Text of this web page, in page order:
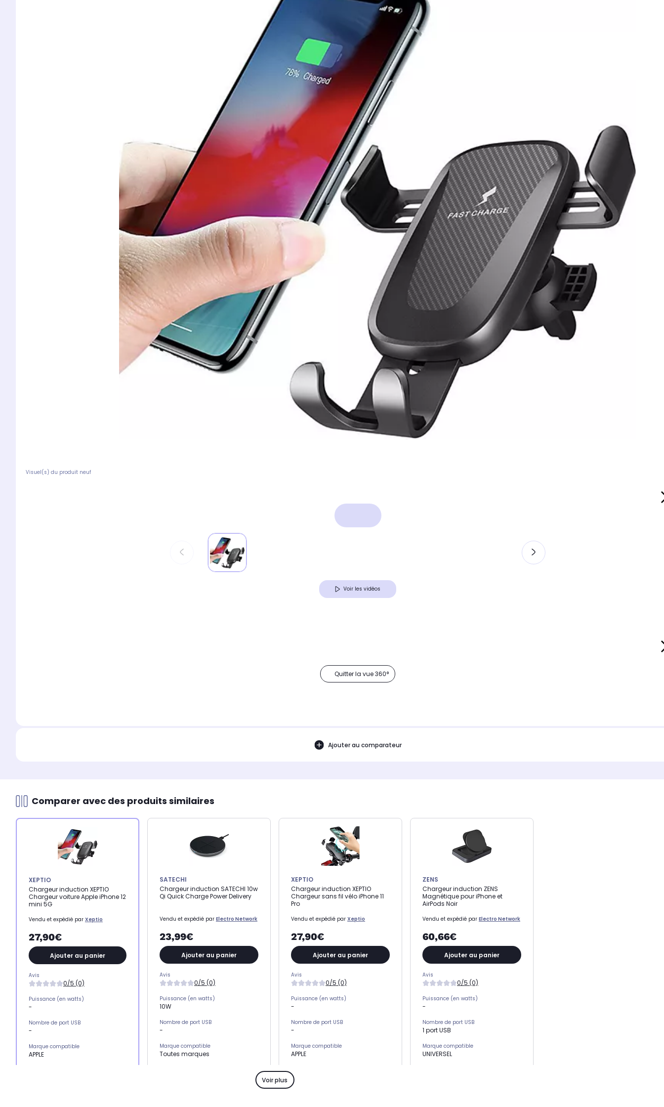
Visuel(s) du produit neuf
Voir les vidéos
Quitter la vue 360°
Ajouter au comparateur
Comparer avec des produits similaires
XEPTIO
Chargeur induction XEPTIO
Chargeur voiture Apple iPhone 12
mini 5G
Vendu et expédié par Xeptio
27,90€
Ajouter au panier
Avis
0/5 (0)
Puissance (en watts)
-
Nombre de port USB
-
Marque compatible
APPLE
SATECHI
Chargeur induction SATECHI 10w
Qi Quick Charge Power Delivery
Vendu et expédié par Electro Network
23,99€
Ajouter au panier
Avis
0/5 (0)
Puissance (en watts)
10W
Nombre de port USB
-
Marque compatible
Toutes marques
XEPTIO
Chargeur induction XEPTIO
Chargeur sans fil vélo iPhone 11
Pro
Vendu et expédié par Xeptio
27,90€
Ajouter au panier
Avis
0/5 (0)
Puissance (en watts)
-
Nombre de port USB
-
Marque compatible
APPLE
-
ZENS
Chargeur induction ZENS
Magnétique pour iPhone et
AirPods Noir
Vendu et expédié par Electro Network
60,66€
Ajouter au panier
Avis
0/5 (0)
Puissance (en watts)
-
Nombre de port USB
1 port USB
Marque compatible
UNIVERSEL
Voir plus